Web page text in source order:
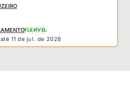
FLEXÍVEL
11 de jul. de 2028